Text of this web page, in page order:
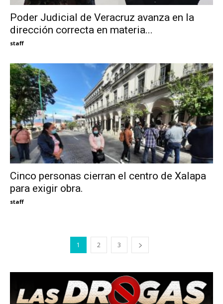
Poder Judicial de Veracruz avanza en la
dirección correcta en materia...
staff
Cinco personas cierran el centro de Xalapa
para exigir obra.
staff
1 2 3